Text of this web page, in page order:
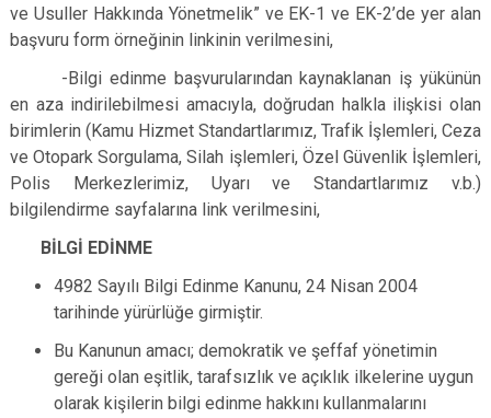
ve Usuller Hakkında Yönetmelik” ve EK-1 ve EK-2’de yer alan
başvuru form örneğinin linkinin verilmesini,
-Bilgi edinme başvurularından kaynaklanan iş yükünün
en aza indirilebilmesi amacıyla, doğrudan halkla ilişkisi olan
birimlerin (Kamu Hizmet Standartlarımız, Trafik İşlemleri, Ceza
ve Otopark Sorgulama, Silah işlemleri, Özel Güvenlik İşlemleri,
Polis Merkezlerimiz, Uyarı ve Standartlarımız v.b.)
bilgilendirme sayfalarına link verilmesini,
BİLGİ EDİNME
4982 Sayılı Bilgi Edinme Kanunu​, 24 Nisan 2004
tarihinde yürürlüğe girmiştir.
Bu Kanunun amacı; demokratik ve şeffaf yönetimin
gereği olan eşitlik, tarafsızlık ve açıklık ilkelerine uygun
olarak kişilerin bilgi edinme hakkını kullanmalarını